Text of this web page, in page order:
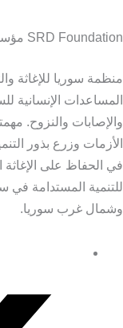
SRD Foundation مؤسسة سوريا للإغاثة والتنمية
المساعدات الإنسانية
والإصابات والنزوح.
الأزمات وزرع بذور
في الحفاظ على الإغاثة
وشمال غرب سوريا.